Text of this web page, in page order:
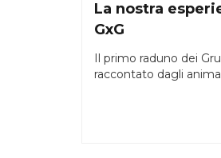
La nostra
GxG
Il primo raduno dei
raccontato dagli